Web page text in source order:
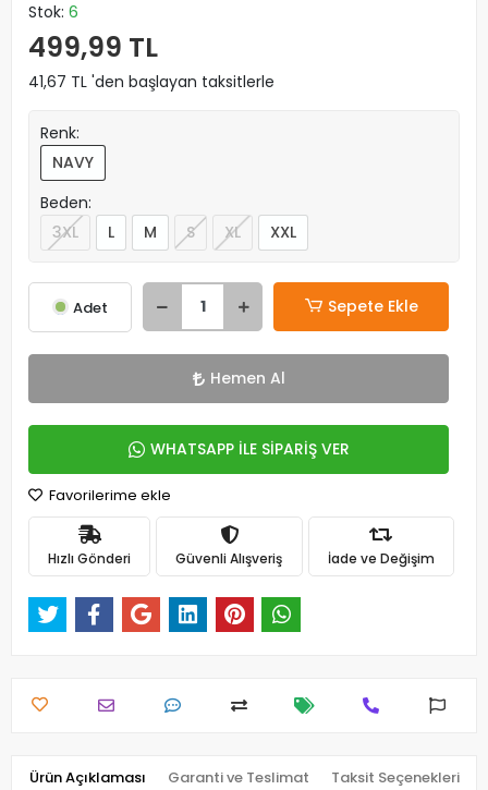
Stok: 6
499,99 TL
41,67 TL 'den başlayan taksitlerle
Renk:
NAVY
Beden:
3XL
L M S XL XXL
Adet Sepete Ekle
Hemen Al
WHATSAPP İLE SİPARİŞ VER
Favorilerime ekle
Hızlı Gönderi Güvenli Alışveriş İade ve Değişim
Ürün Açıklaması Garanti ve Teslimat Taksit Seçenekleri